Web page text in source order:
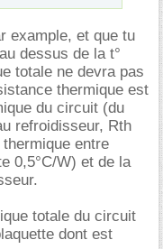
example, et que tu
dessus de la t°
totale ne devra pas
thermique est
du circuit (du
refroidisseur, Rth
entre
0,5°C/W) et de la
totale du circuit
dont est